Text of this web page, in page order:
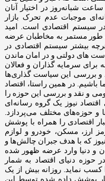
شبانه‌روز در اختیار آنان
موجبات عدم تحرک بازار
در سیستم اقتصادی است. امید
طور مستمر به مخاطبان عرضه
بیشتر سیستم اقتصادی در
های دولتی و در امان ماندن
سرمایه گذاران و فعالان
بررسی این سیاست گذاری‌ها
در همین راستا، اقتصاد
و نقد و بررسی این حوزه را
نیوز یک گروه رسانه‌ای
و حوزه‌های مختلف می‌پردازد.
اقتصادی را همراه با پوشش
ارز، مسکن، خودرو و لوازم
که با هدف جبران چالش‌ها و
و دنیا وارد عرضه ظهور شده
حوزه دنیای اقتصاد به شمار
الکسا در ایران را کسب نماید. روزانه بیش از یک
پوشش داده شده توسط این